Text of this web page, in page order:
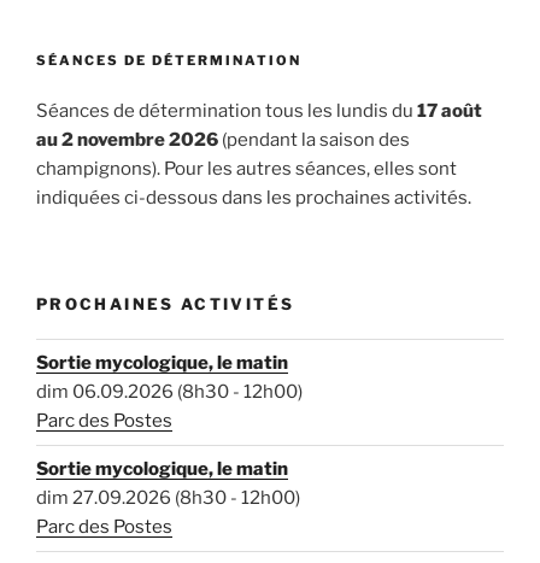
SÉANCES DE DÉTERMINATION
Séances de détermination tous les lundis du 17 août
au 2 novembre 2026 (pendant la saison des
champignons). Pour les autres séances, elles sont
indiquées ci-dessous dans les prochaines activités.
PROCHAINES ACTIVITÉS
Sortie mycologique, le matin
dim 06.09.2026 (8h30 - 12h00)
Parc des Postes
Sortie mycologique, le matin
dim 27.09.2026 (8h30 - 12h00)
Parc des Postes